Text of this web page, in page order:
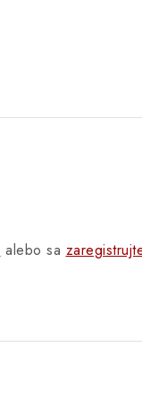
alebo sa